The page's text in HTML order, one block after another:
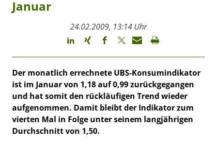
Januar
24.02.2009, 13:14 Uhr
Der monatlich errechnete UBS-Konsumindikator
ist im Januar von 1,18 auf 0,99 zurückgegangen
und hat somit den rückläufigen Trend wieder
aufgenommen. Damit bleibt der Indikator zum
vierten Mal in Folge unter seinem langjährigen
Durchschnitt von 1,50.